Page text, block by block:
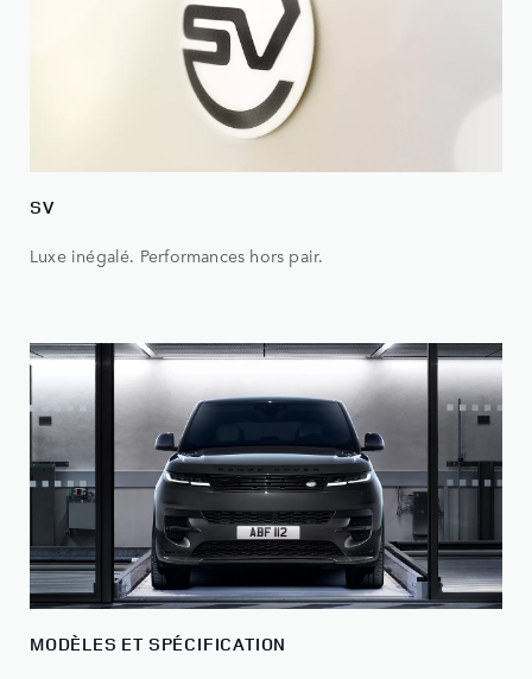
SV
Luxe inégalé. Performances hors pair.
MODÈLES ET SPÉCIFICATION